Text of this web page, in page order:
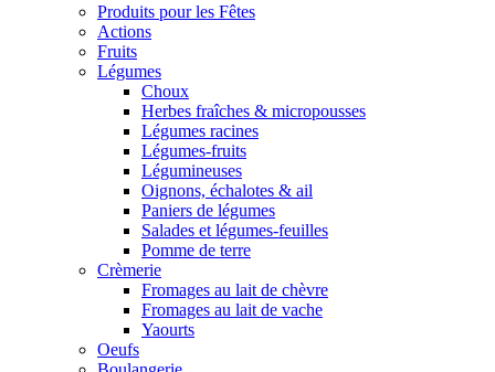
Produits pour les Fêtes
Actions
Fruits
Légumes
Choux
Herbes fraîches & micropousses
Légumes racines
Légumes-fruits
Légumineuses
Oignons, échalotes & ail
Paniers de légumes
Salades et légumes-feuilles
Pomme de terre
Crèmerie
Fromages au lait de chèvre
Fromages au lait de vache
Yaourts
Oeufs